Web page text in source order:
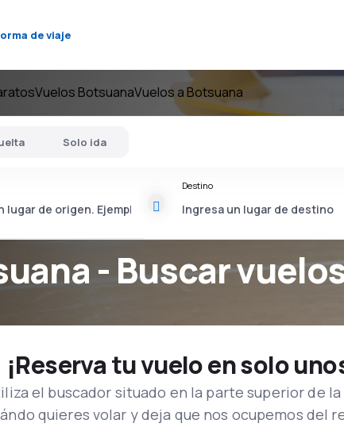
de viaje
Vuelos BotsuanaVuelos a Botsuana
- Buscar
Solo ida
Destino
¡Reserva tu vuelo en solo
el buscador situado en la parte superior de
quieres volar y deja que nos ocupemos del